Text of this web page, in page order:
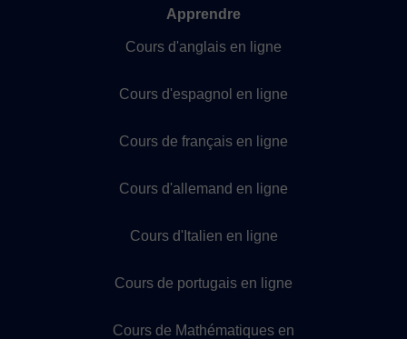
Apprendre
Cours d'anglais en ligne
Cours d'espagnol en ligne
Cours de français en ligne
Cours d'allemand en ligne
Cours d'Italien en ligne
Cours de portugais en ligne
Cours de Mathématiques en